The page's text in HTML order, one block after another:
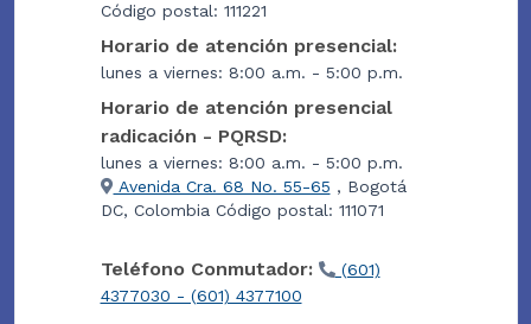
Código postal: 111221
Horario de atención presencial:
lunes a viernes: 8:00 a.m. - 5:00 p.m.
Horario de atención presencial
radicación - PQRSD:
lunes a viernes: 8:00 a.m. - 5:00 p.m.
Avenida Cra. 68 No. 55-65 , Bogotá
DC, Colombia Código postal: 111071
Teléfono Conmutador:
(601)
4377030 - (601) 4377100